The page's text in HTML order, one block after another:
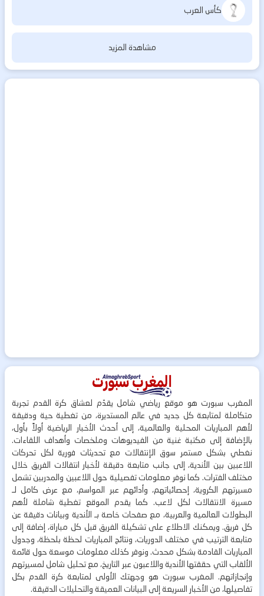
كأس العرب
مشاهدة المزيد
المغرب سبورت هو موقع رياضي شامل يقدّم لعشاق كرة القدم تجربة
متكاملة لمتابعة كل جديد في عالم المستديرة، من تغطية حية ودقيقة
لأهم المباريات المحلية والعالمية، إلى أحدث الأخبار الرياضية أولاً بأول،
بالإضافة إلى مكتبة غنية من الفيديوهات وملخصات وأهداف اللقاءات.
نغطي بشكل مستمر سوق الإنتقالات مع تحديثات فورية لكل تحركات
اللاعبين بين الأندية، إلى جانب متابعة دقيقة لأخبار انتقالات الفريق خلال
مختلف الفترات. كما نوفر معلومات تفصيلية حول اللاعبين والمدربين تشمل
مسيرتهم الكروية، إحصائياتهم، وأدائهم عبر المواسم، مع عرض كامل لـ
مسيرة الانتقالات لكل لاعب. كما يقدم الموقع تغطية شاملة لأهم
البطولات العالمية والعربية، مع صفحات خاصة بـ الأندية وبيانات دقيقة عن
كل فريق. ويمكنك الاطلاع على تشكيلة الفريق قبل كل مباراة، إضافة إلى
متابعة الترتيب في مختلف الدوريات، ونتائج المباريات لحظة بلحظة، وجدول
المباريات القادمة بشكل محدث. ونوفر كذلك معلومات موسعة حول قائمة
الألقاب التي حققتها الأندية واللاعبون عبر التاريخ، مع تحليل شامل لمسيرتهم
وإنجازاتهم. المغرب سبورت هو وجهتك الأولى لمتابعة كرة القدم بكل
تفاصيلها، من الأخبار السريعة إلى البيانات العميقة والتحليلات الدقيقة.